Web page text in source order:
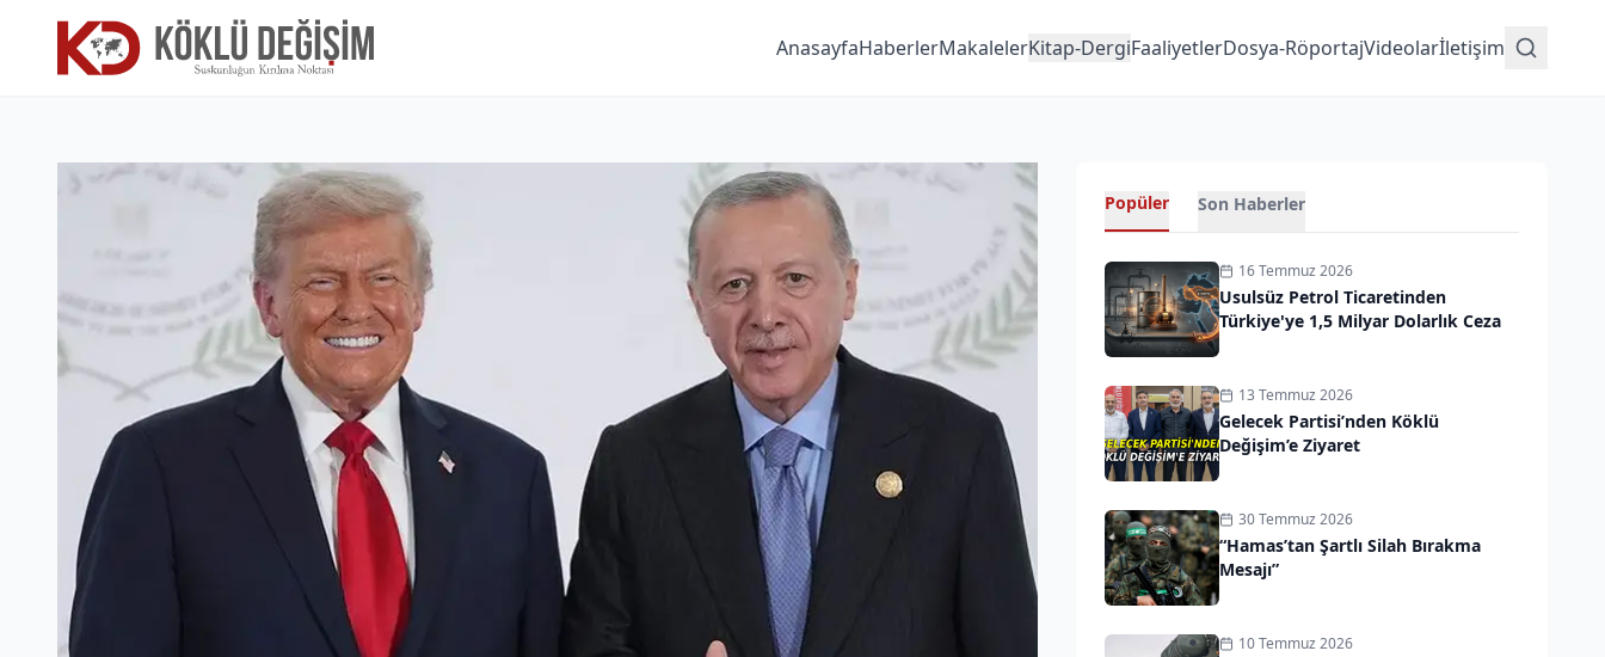
AnasayfaHaberlerMakalelerKitap-DergiFaaliyetlerDosya-RöportajVideolarİletişim
Popüler Son Haberler
16 Temmuz 2026
Usulsüz Petrol Ticaretinden
Türkiye'ye 1,5 Milyar Dolarlık Ceza
13 Temmuz 2026
Gelecek Partisi’nden Köklü
Değişim’e Ziyaret
30 Temmuz 2026
“Hamas’tan Şartlı Silah Bırakma
Mesajı”
10 Temmuz 2026